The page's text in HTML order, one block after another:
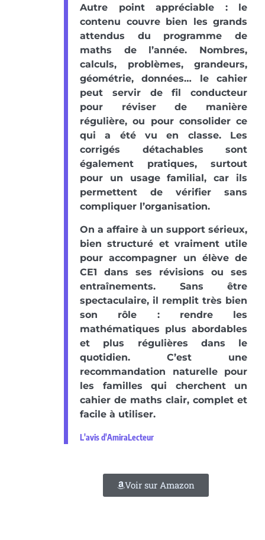
Autre point appréciable : le
contenu couvre bien les grands
attendus du programme de
maths de l’année. Nombres,
calculs, problèmes, grandeurs,
géométrie, données… le cahier
peut servir de fil conducteur
pour réviser de manière
régulière, ou pour consolider ce
qui a été vu en classe. Les
corrigés détachables sont
également pratiques, surtout
pour un usage familial, car ils
permettent de vérifier sans
compliquer l’organisation.
On a affaire à un support sérieux,
bien structuré et vraiment utile
pour accompagner un élève de
CE1 dans ses révisions ou ses
entraînements. Sans être
spectaculaire, il remplit très bien
son rôle : rendre les
mathématiques plus abordables
et plus régulières dans le
quotidien. C’est une
recommandation naturelle pour
les familles qui cherchent un
cahier de maths clair, complet et
facile à utiliser.
L'avis d'AmiraLecteur
Voir sur Amazon